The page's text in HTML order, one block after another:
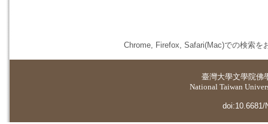
Chrome, Firefox, Safari(Mac)での検索を
臺灣大學文學院佛
National Taiwan
doi:10.6681/